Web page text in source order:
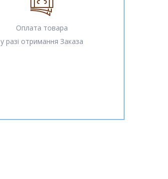
Оплата товара
у разі отримання Заказа